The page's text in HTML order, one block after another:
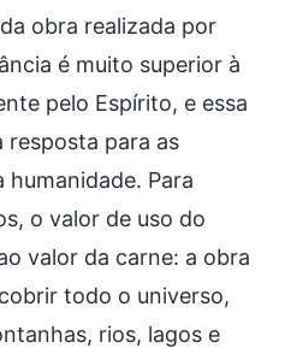
obra realizada por
é muito superior à
pelo Espírito, e essa
resposta para as
humanidade. Para
o valor de uso do
valor da carne: a obra
todo o universo,
rios, lagos e